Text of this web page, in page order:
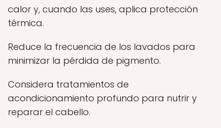
calor y, cuando las uses, aplica protección
térmica.
Reduce la frecuencia de los lavados para
minimizar la pérdida de pigmento.
Considera tratamientos de
acondicionamiento profundo para nutrir y
reparar el cabello.